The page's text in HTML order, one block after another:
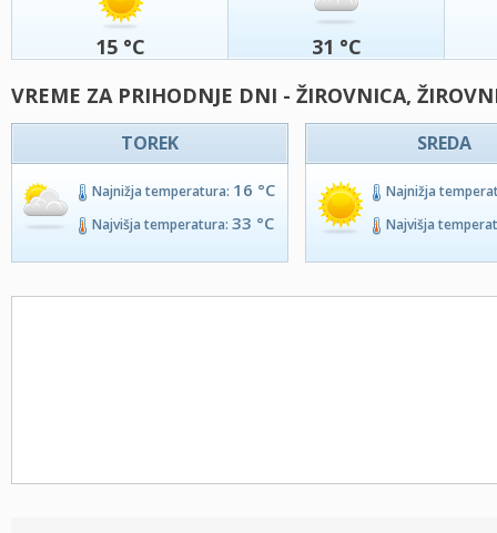
15 °C 31 °C
VREME ZA PRIHODNJE DNI - ŽIROVNICA,
TOREK
Najnižja temperatura: 16 °C
Najvišja temperatura: 33 °C
SREDA
Najnižja
Najvišja